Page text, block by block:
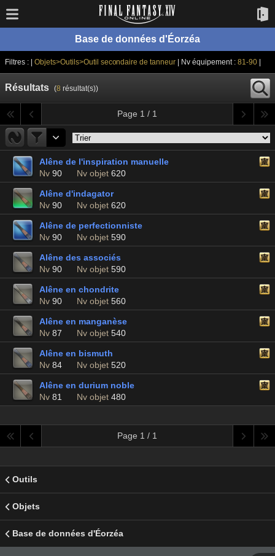
Base de données d'Éorzéa
Filtres : | Objets>Outils>Outil secondaire de tanneur | Nv équipement : 81-90|
Résultats (8 résultat(s))
Page 1 / 1
Alêne de l'inspiration manuelle
Nv 90 Nv objet 620
Alêne d'indagator
Nv 90 Nv objet 620
Alêne de perfectionniste
Nv 90 Nv objet 590
Alêne des associés
Nv 90 Nv objet 590
Alêne en chondrite
Nv 90 Nv objet 560
Alêne en manganèse
Nv 87 Nv objet 540
Alêne en bismuth
Nv 84 Nv objet 520
Alêne en durium noble
Nv 81 Nv objet 480
Page 1 / 1
Outils
Objets
Base de données d'Éorzéa